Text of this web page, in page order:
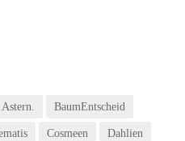
Astern. BaumEntscheid
Cosmeen Dahlien